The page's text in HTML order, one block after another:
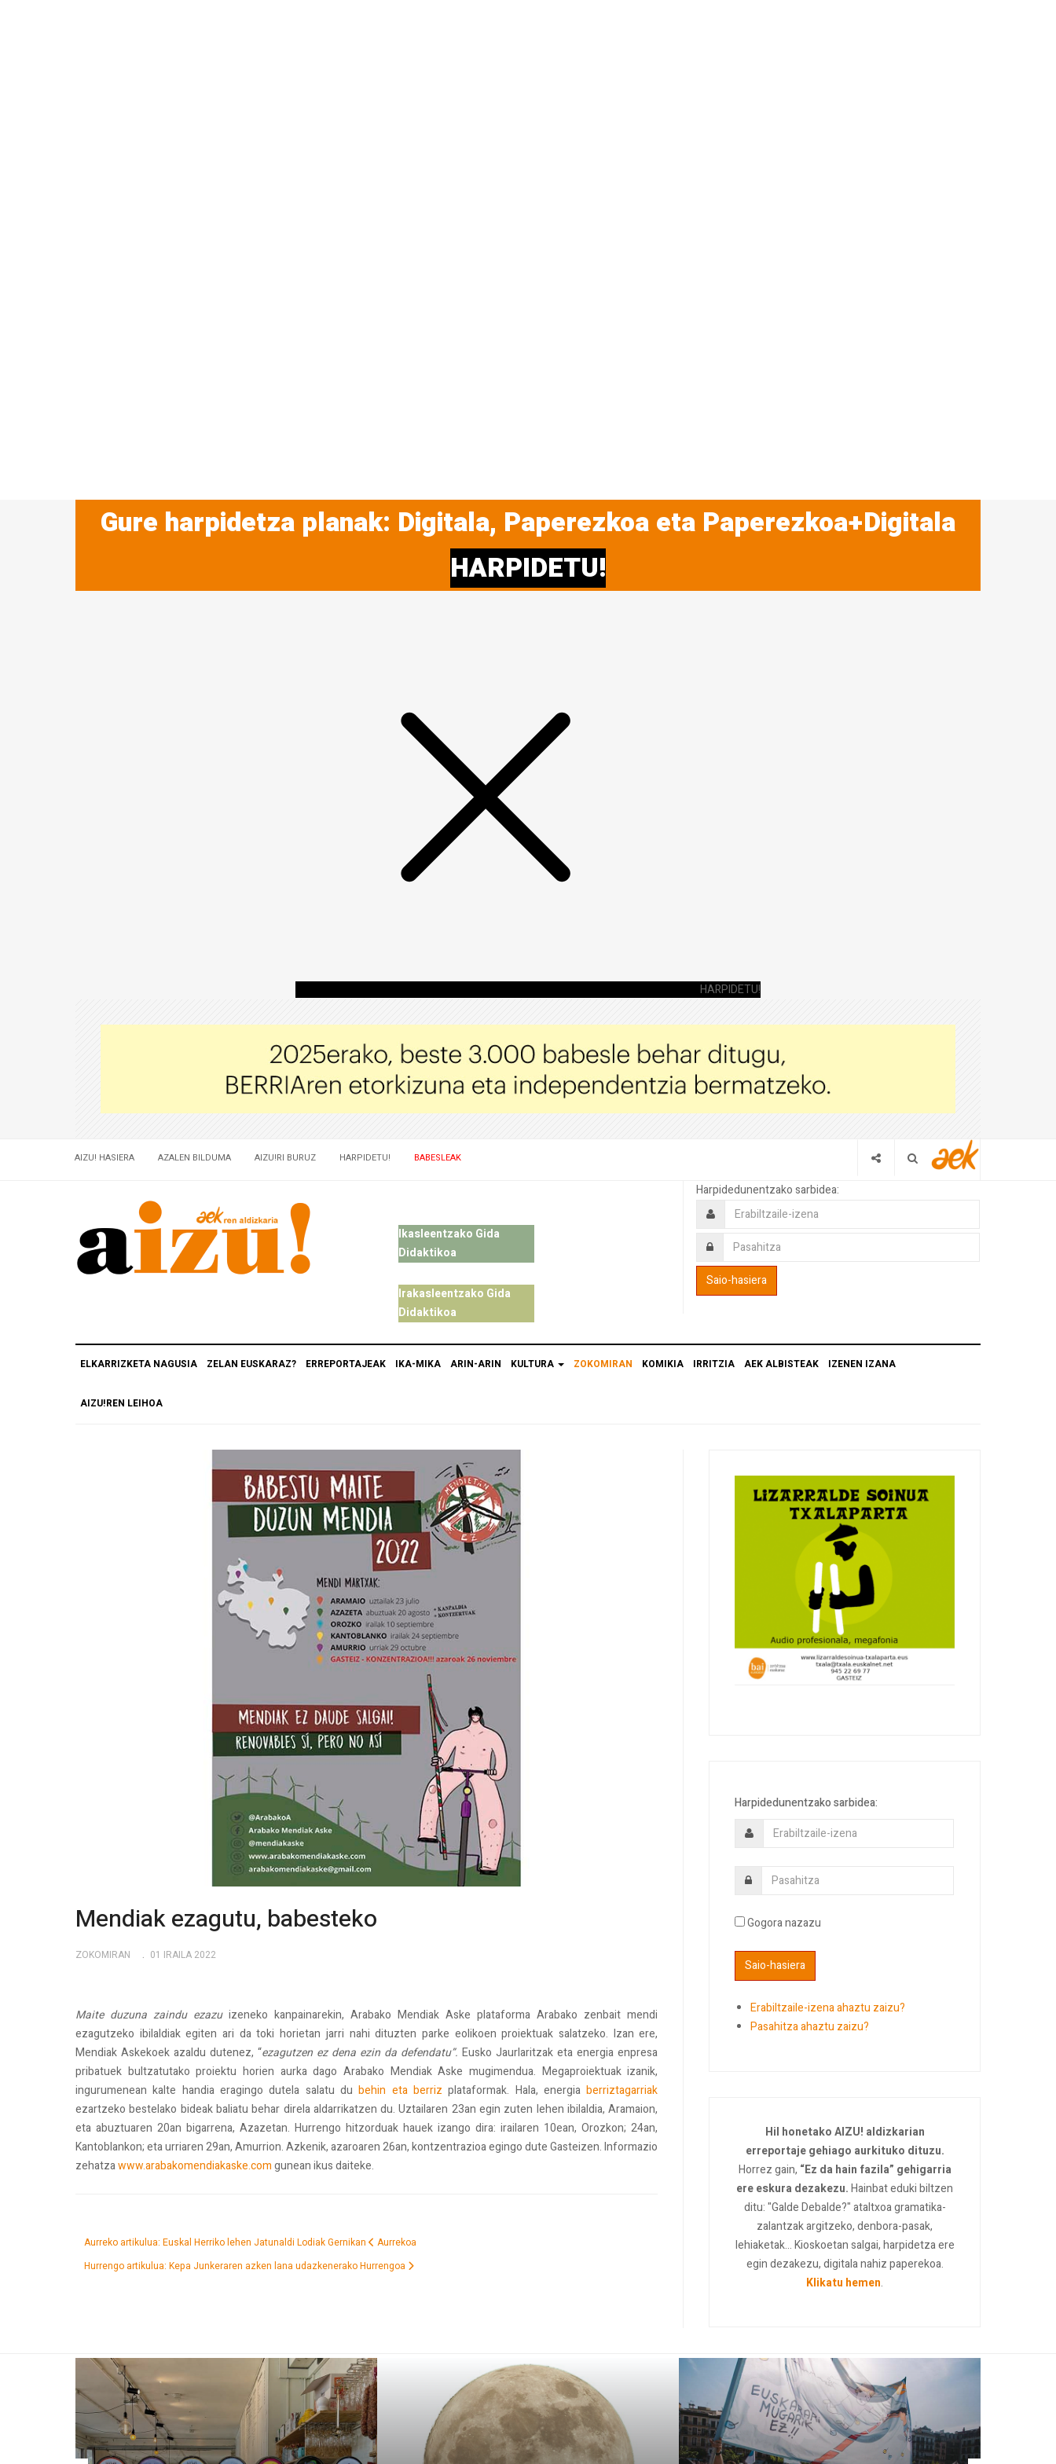
Gure harpidetza planak: Digitala, Paperezkoa eta Paperezkoa+Digitala
HARPIDETU!
HARPIDETU!
AIZU! HASIERA AZALEN BILDUMA AIZU!RI BURUZ HARPIDETU! BABESLEAK
Ikasleentzako Gida
Didaktikoa
Irakasleentzako Gida
Didaktikoa
Harpidedunentzako sarbidea:
ELKARRIZKETA NAGUSIA ZELAN EUSKARAZ? ERREPORTAJEAK IKA-MIKA ARIN-ARIN KULTURA ZOKOMIRAN KOMIKIA IRRITZIA AEK ALBISTEAK IZENEN IZANA
AIZU!REN LEIHOA
Mendiak ezagutu, babesteko
ZOKOMIRAN 01 IRAILA 2022
Maite duzuna zaindu ezazuizeneko kanpainarekin, Arabako Mendiak Aske plataforma Arabako zenbait mendi
ezagutzeko ibilaldiak egiten ari da toki horietan jarri nahi dituzten parke eolikoen proiektuak salatzeko. Izan ere,
Mendiak Askekoek azaldu dutenez, “ezagutzen ez dena ezin da defendatu”. Eusko Jaurlaritzak eta energia enpresa
pribatuek bultzatutako proiektu horien aurka dago Arabako Mendiak Aske mugimendua. Megaproiektuak izanik,
ingurumenean kalte handia eragingo dutela salatu dubehin eta berriz plataformak. Hala, energiaberriztagarriak
ezartzeko bestelako bideak baliatu behar direla aldarrikatzen du. Uztailaren 23an egin zuten lehen ibilaldia, Aramaion,
eta abuztuaren 20an bigarrena, Azazetan. Hurrengo hitzorduak hauek izango dira: irailaren 10ean, Orozkon; 24an,
Kantoblankon; eta urriaren 29an, Amurrion. Azkenik, azaroaren 26an, kontzentrazioa egingo dute Gasteizen. Informazio
zehatzawww.arabakomendiakaske.comgunean ikus daiteke.
Aurreko artikulua: Euskal Herriko lehen Jatunaldi Lodiak Gernikan
Aurrekoa
Hurrengo artikulua: Kepa Junkeraren azken lana udazkenerakoHurrengoa
Harpidedunentzako sarbidea:
Gogora nazazu
Erabiltzaile-izena ahaztu zaizu?
Pasahitza ahaztu zaizu?
Hil honetako AIZU! aldizkarian
erreportaje gehiago aurkituko dituzu.
Horrez gain, “Ez da hain fazila” gehigarria
ere eskura dezakezu.Hainbat eduki biltzen
ditu: "Galde Debalde?" ataltxoa gramatika-
zalantzak argitzeko, denbora-pasak,
lehiaketak... Kioskoetan salgai, harpidetza ere
egin dezakezu, digitala nahiz paperekoa.
Klikatu hemen.